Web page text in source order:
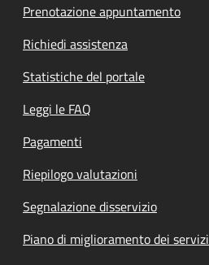
Prenotazione appuntamento
Richiedi assistenza
Statistiche del portale
Leggi le FAQ
Pagamenti
Riepilogo valutazioni
Segnalazione disservizio
Piano di miglioramento dei servizi